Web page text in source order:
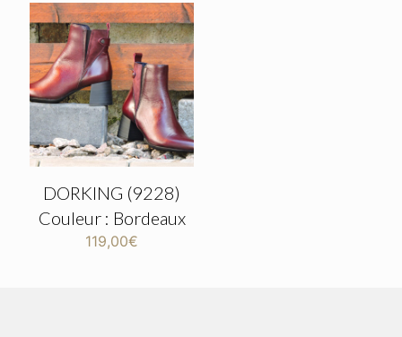
DORKING (9228)
Couleur : Bordeaux
119,00€